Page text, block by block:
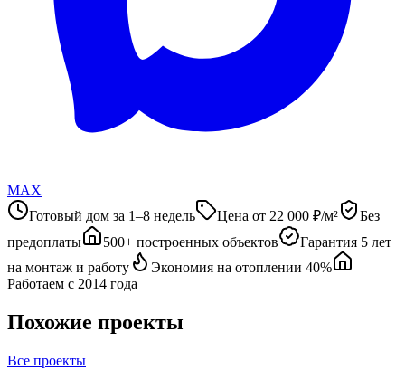
MAX
Готовый дом за 1–8 недель
Цена от 22 000 ₽/м²
Без
предоплаты
500+ построенных объектов
Гарантия 5 лет
на монтаж и работу
Экономия на отоплении 40%
Работаем с 2014 года
Похожие проекты
Все проекты